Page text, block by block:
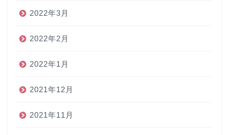
2022年3月
2022年2月
2022年1月
2021年12月
2021年11月